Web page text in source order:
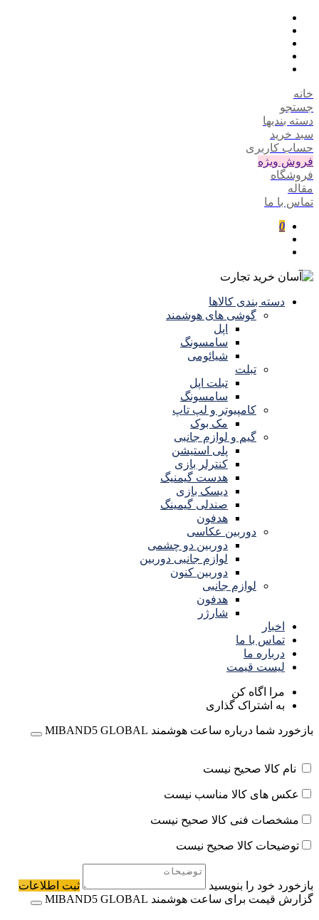
خانه
جستجو
دسته بندیها
سبد خرید
حساب کاربری
فروش ویژه
فروشگاه
مقاله
تماس با ما
0
دسته بندی کالاها
گوشی های هوشمند
اپل
سامسونگ
شیائومی
تبلت
تبلت اپل
سامسونگ
کامپیوتر و لپ تاپ
مک بوک
گیم و لوازم جانبی
پلی استیشن
کنترلر بازی
هدست گیمنیگ
دیسک بازی
صندلی گیمینگ
هدفون
دوربین عکاسی
دوربین دو چشمی
لوازم جانبی دوربین
دوربین کنون
لوازم جانبی
هدفون
شارژر
اخبار
تماس با ما
درباره ما
لیست قیمت
مرا اگاه کن
به اشتراک گذاری
بازخورد شما درباره ساعت هوشمند MIBAND5 GLOBAL
نام کالا صحیح نیست
عکس های کالا مناسب نیست
مشخصات فنی کالا صحیح نیست
توضیحات کالا صحیح نیست
بازخورد خود را بنویسید
ثبت اطلاعات
گزارش قیمت برای ساعت هوشمند MIBAND5 GLOBAL